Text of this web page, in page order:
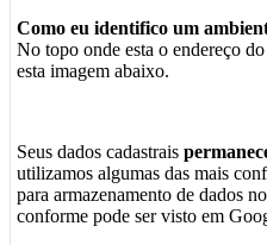
Como eu identifico um
No topo onde esta o endereço
esta imagem abaixo.
Seus dados cadastrais
utilizamos algumas das mais
para armazenamento de dados
conforme pode ser visto em